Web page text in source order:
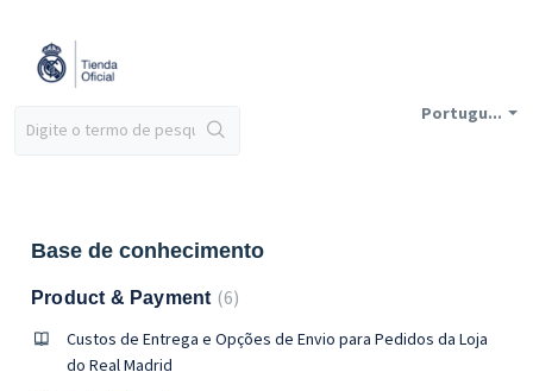
Portugu...
Base de conhecimento
Product & Payment 6
Custos de Entrega e Opções de Envio para Pedidos da Loja
do Real Madrid